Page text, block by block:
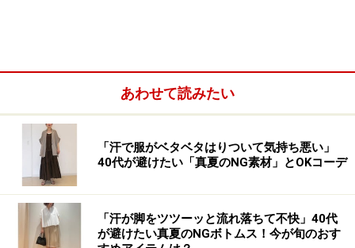
せるグローブのような形になってくれます。そのため、
例えば多くの人が触れるようなドアの取っ手や、手す
り、つり革などに触れなければいけないときも、素手で
触らなくても済むので安心感がアップ。
あわせて読みたい
「汗で服がベタベタはりついて気持ち悪い」
40代が避けたい「真夏のNG素材」とOKコーデ
「汗が脚をツツーッと流れ落ちて不快」40代
が避けたい真夏のNGボトムス！今が旬のおす